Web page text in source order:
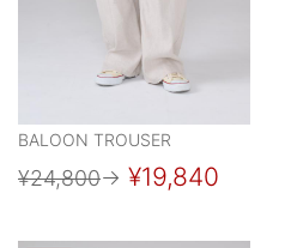
BALOON TROUSER
¥24,800→ ¥19,840